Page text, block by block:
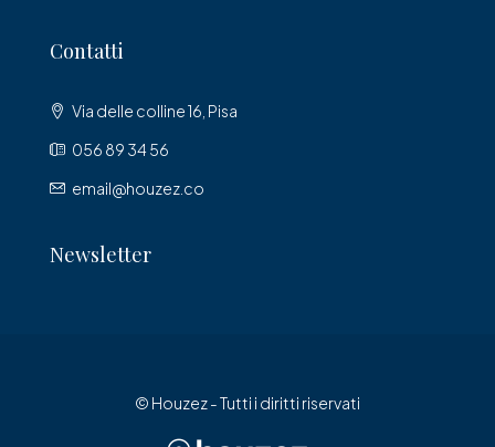
Contatti
Via delle colline 16, Pisa
056 89 34 56
email@houzez.co
Newsletter
© Houzez - Tutti i diritti riservati